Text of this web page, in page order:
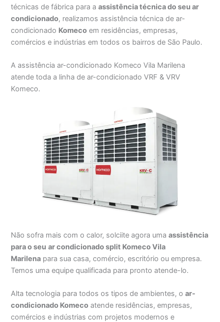
técnicas de fábrica para aassistência técnica do seu ar
condicionado, realizamos assistência técnica de ar-
condicionado Komeco em residências, empresas,
comércios e indústrias em todos os bairros de São Paulo.
A assistência ar-condicionado Komeco Vila Marilena
atende toda a linha de ar-condicionado VRF & VRV
Komeco.
Não sofra mais com o calor, solciite agora umaassistência
para o seu ar condicionado split Komeco Vila
Marilena para sua casa, comércio, escritório ou empresa.
Temos uma equipe qualificada para pronto atende-lo.
Alta tecnologia para todos os tipos de ambientes, oar-
condicionado Komeco atende residências, empresas,
comércios e indústrias com projetos modernos e